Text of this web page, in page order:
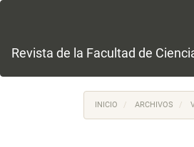
principal
lateral
Revista de la Facultad de
INICIO ARCHIVOS